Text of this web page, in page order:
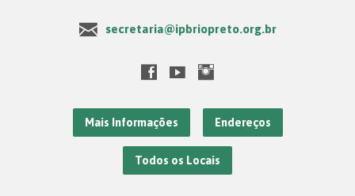
secretaria@ipbriopreto.org.br
Mais Informações Endereços
Todos os Locais